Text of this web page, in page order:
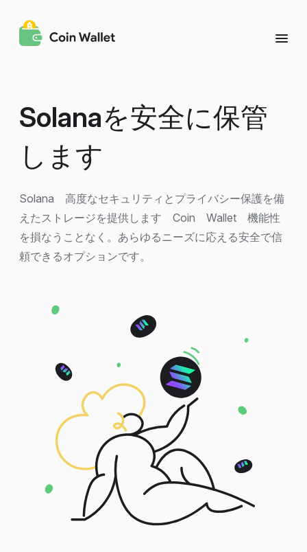
Solanaを安全に保管
します
Solana 高度なセキュリティとプライバシー保護を備
えたストレージを提供します Coin Wallet 機能性
を損なうことなく。あらゆるニーズに応える安全で信
頼できるオプションです。